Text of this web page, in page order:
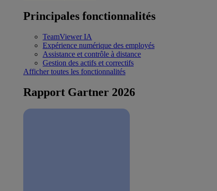
Principales fonctionnalités
TeamViewer IA
Expérience numérique des employés
Assistance et contrôle à distance
Gestion des actifs et correctifs
Afficher toutes les fonctionnalités
Rapport Gartner 2026